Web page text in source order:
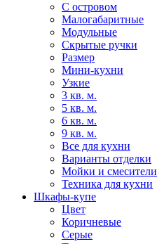
С островом
Малогабаритные
Модульные
Скрытые ручки
Размер
Мини-кухни
Узкие
3 кв. м.
5 кв. м.
6 кв. м.
9 кв. м.
Все для кухни
Варианты отделки
Мойки и смесители
Техника для кухни
Шкафы-купе
Цвет
Коричневые
Серые